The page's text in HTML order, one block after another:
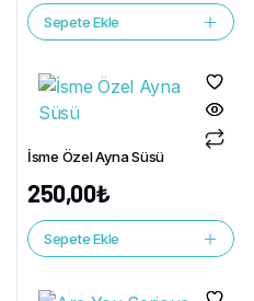
Sepete Ekle
İsme Özel Ayna Süsü
250,00₺
Sepete Ekle